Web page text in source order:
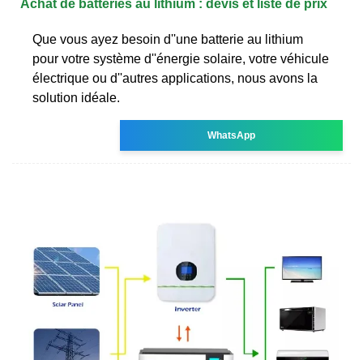
Achat de batteries au lithium : devis et liste de prix
Que vous ayez besoin d''une batterie au lithium
pour votre système d''énergie solaire, votre véhicule
électrique ou d''autres applications, nous avons la
solution idéale.
WhatsApp